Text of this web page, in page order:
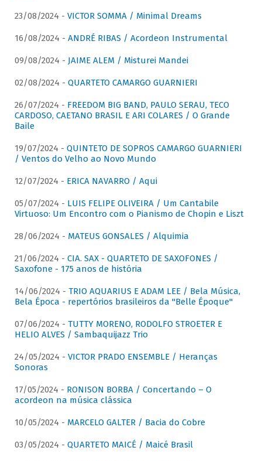
23/08/2024 - VICTOR SOMMA / Minimal Dreams
16/08/2024 - ANDRÉ RIBAS / Acordeon Instrumental
09/08/2024 - JAIME ALEM / Misturei Mandei
02/08/2024 - QUARTETO CAMARGO GUARNIERI
26/07/2024 - FREEDOM BIG BAND, PAULO SERAU, TECO
CARDOSO, CAETANO BRASIL E ARI COLARES / O Grande
Baile
19/07/2024 - QUINTETO DE SOPROS CAMARGO GUARNIERI
/ Ventos do Velho ao Novo Mundo
12/07/2024 - ERICA NAVARRO / Aqui
05/07/2024 - LUIS FELIPE OLIVEIRA / Um Cantabile
Virtuoso: Um Encontro com o Pianismo de Chopin e Liszt
28/06/2024 - MATEUS GONSALES / Alquimia
21/06/2024 - CIA. SAX - QUARTETO DE SAXOFONES /
Saxofone - 175 anos de história
14/06/2024 - TRIO AQUARIUS E ADAM LEE / Bela Música,
Bela Época - repertórios brasileiros da "Belle Époque"
07/06/2024 - TUTTY MORENO, RODOLFO STROETER E
HELIO ALVES / Sambaquijazz Trio
24/05/2024 - VICTOR PRADO ENSEMBLE / Heranças
Sonoras
17/05/2024 - RONISON BORBA / Concertando – O
acordeon na música clássica
10/05/2024 - MARCELO GALTER / Bacia do Cobre
03/05/2024 - QUARTETO MAICÉ / Maicé Brasil